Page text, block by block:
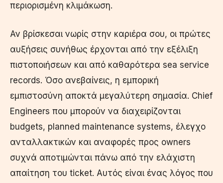
περιορισμένη κλιμάκωση.
Αν βρίσκεσαι νωρίς στην καριέρα σου, οι πρώτες
αυξήσεις συνήθως έρχονται από την εξέλιξη
πιστοποιήσεων και από καθαρότερα sea service
records. Όσο ανεβαίνεις, η εμπορική
εμπιστοσύνη αποκτά μεγαλύτερη σημασία. Chief
Engineers που μπορούν να διαχειρίζονται
budgets, planned maintenance systems, έλεγχο
ανταλλακτικών και αναφορές προς owners
συχνά αποτιμώνται πάνω από την ελάχιστη
απαίτηση του ticket. Αυτός είναι ένας λόγος που